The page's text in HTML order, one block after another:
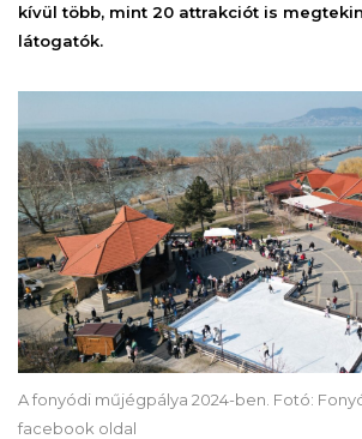
kívül több, mint 20 attrakciót is
látogatók.
A fonyódi műjégpálya 2024-ben. Fotó:
facebook oldal